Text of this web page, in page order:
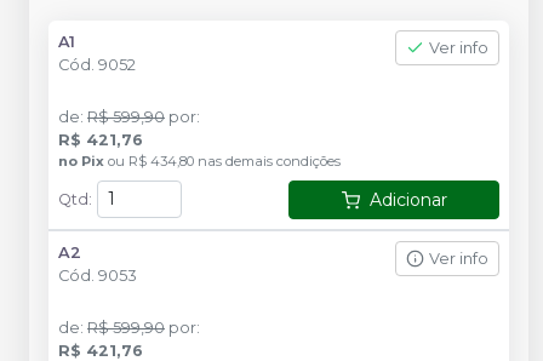
A1
Cód. 9052
Ver info
de: R$ 599,90 por:
R$ 421,76
no Pix ou R$ 434,80 nas demais condições
Qtd : Adicionar
A2
Cód. 9053
Ver info
de: R$ 599,90 por:
R$ 421,76